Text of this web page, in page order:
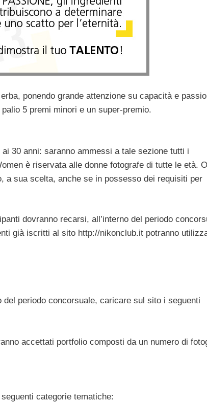
ponendo grande attenzione su capacità e
5 premi minori e un super-premio.
30 anni: saranno ammessi a tale sezione tutti i
è riservata alle donne fotografe di tutte le età.
a sua scelta, anche se in possesso dei requisiti per
dovranno recarsi, all’interno del periodo
già iscritti al sito http://nikonclub.it potranno
del periodo concorsuale, caricare sul sito i seguenti
accettati portfolio composti da un numero di
categorie tematiche: